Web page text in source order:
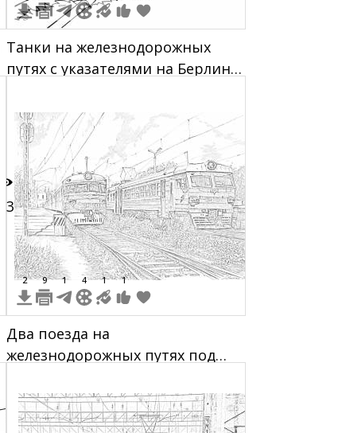
Танки на железнодорожных
путях с указателями на Берлин,
23
2 9 1 4 1 1
Два поезда на
железнодорожных путях под